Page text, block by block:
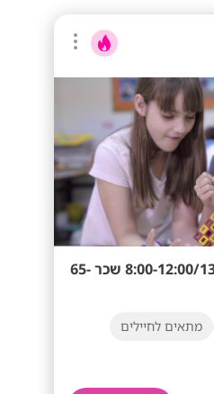
הדרכה בביה"ס 8:00-12:00/13:30 שכר 65-
מתאים לחיילים